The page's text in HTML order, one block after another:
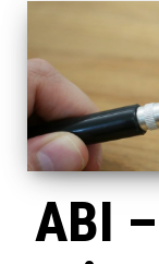
ABI